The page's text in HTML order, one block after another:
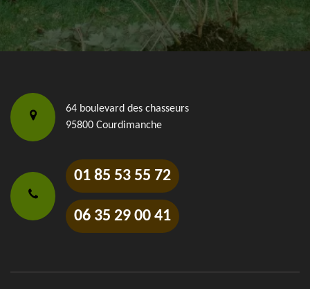
64 boulevard des chasseurs
95800 Courdimanche
01 85 53 55 72
06 35 29 00 41